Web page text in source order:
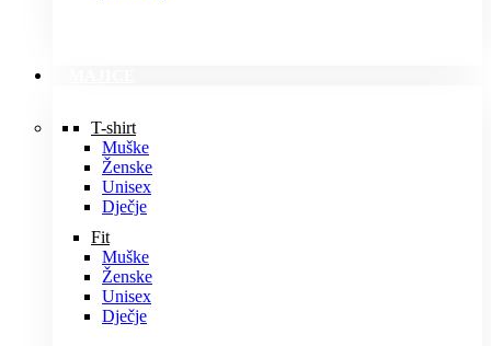
T-shirt
Muške
Ženske
Unisex
Dječje
Fit
Muške
Ženske
Unisex
Dječje